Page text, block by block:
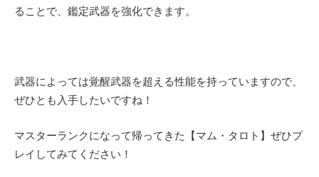
ることで、鑑定武器を強化できます。
武器によっては覚醒武器を超える性能を持っていますので、
ぜひとも入手したいですね！
マスターランクになって帰ってきた【マム・タロト】ぜひプ
レイしてみてください！